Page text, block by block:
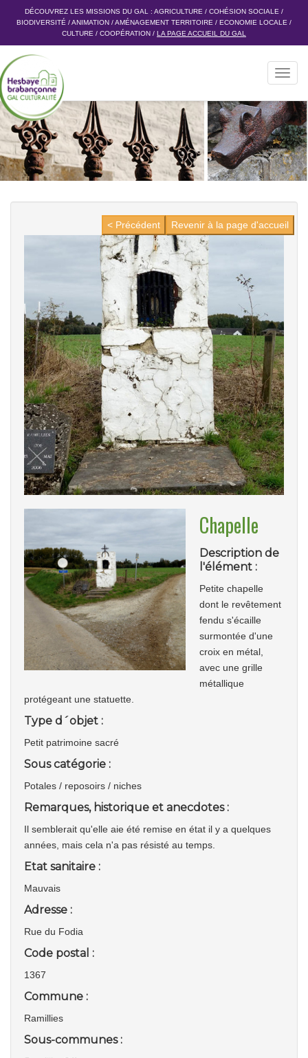
DÉCOUVREZ LES MISSIONS DU GAL : AGRICULTURE / COHÉSION SOCIALE /
BIODIVERSITÉ /ANIMATION /AMÉNAGEMENT TERRITOIRE / ECONOMIE LOCALE /
CULTURE / COOPÉRATION / LA PAGE ACCUEIL DU GAL
Revenir à la page d'accueil
< Précédent
Chapelle
Description de
l'élément :
Petite chapelle
dont le revêtement
fendu s'écaille
surmontée d'une
croix en métal,
avec une grille
métallique
protégeant une statuette.
Type d´objet :
Petit patrimoine sacré
Sous catégorie :
Potales / reposoirs / niches
Remarques, historique et anecdotes :
Il semblerait qu'elle aie été remise en état il y a quelques
années, mais cela n'a pas résisté au temps.
Etat sanitaire :
Mauvais
Adresse :
Rue du Fodia
Code postal :
1367
Commune :
Ramillies
Sous-communes :